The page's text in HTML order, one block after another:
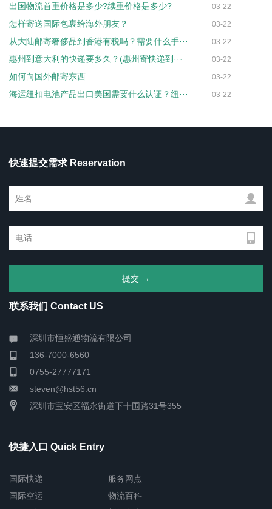
出国物流首重价格是多少?续重价格是多少? 03-22
怎样寄送国际包裹给海外朋友？ 03-22
从大陆邮寄奢侈品到香港有税吗？需要什么手··· 03-22
惠州到意大利的快递要多久？(惠州寄快递到··· 03-22
如何向国外邮寄东西 03-22
海运纽扣电池产品出口美国需要什么认证？纽··· 03-22
快速提交需求 Reservation
联系我们 Contact US
深圳市恒盛通物流有限公司
136-7000-6560
0755-27777171
steven@hst56.cn
深圳市宝安区福永街道下十围路31号355
快捷入口 Quick Entry
国际快递
国际空运
服务网点
物流百科